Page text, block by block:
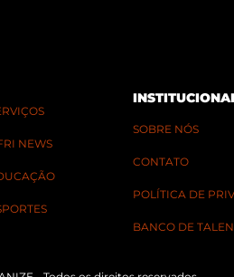
NEWS
SOBRE NÓS
CONTATO
POLÍTICA DE
BANCO DE